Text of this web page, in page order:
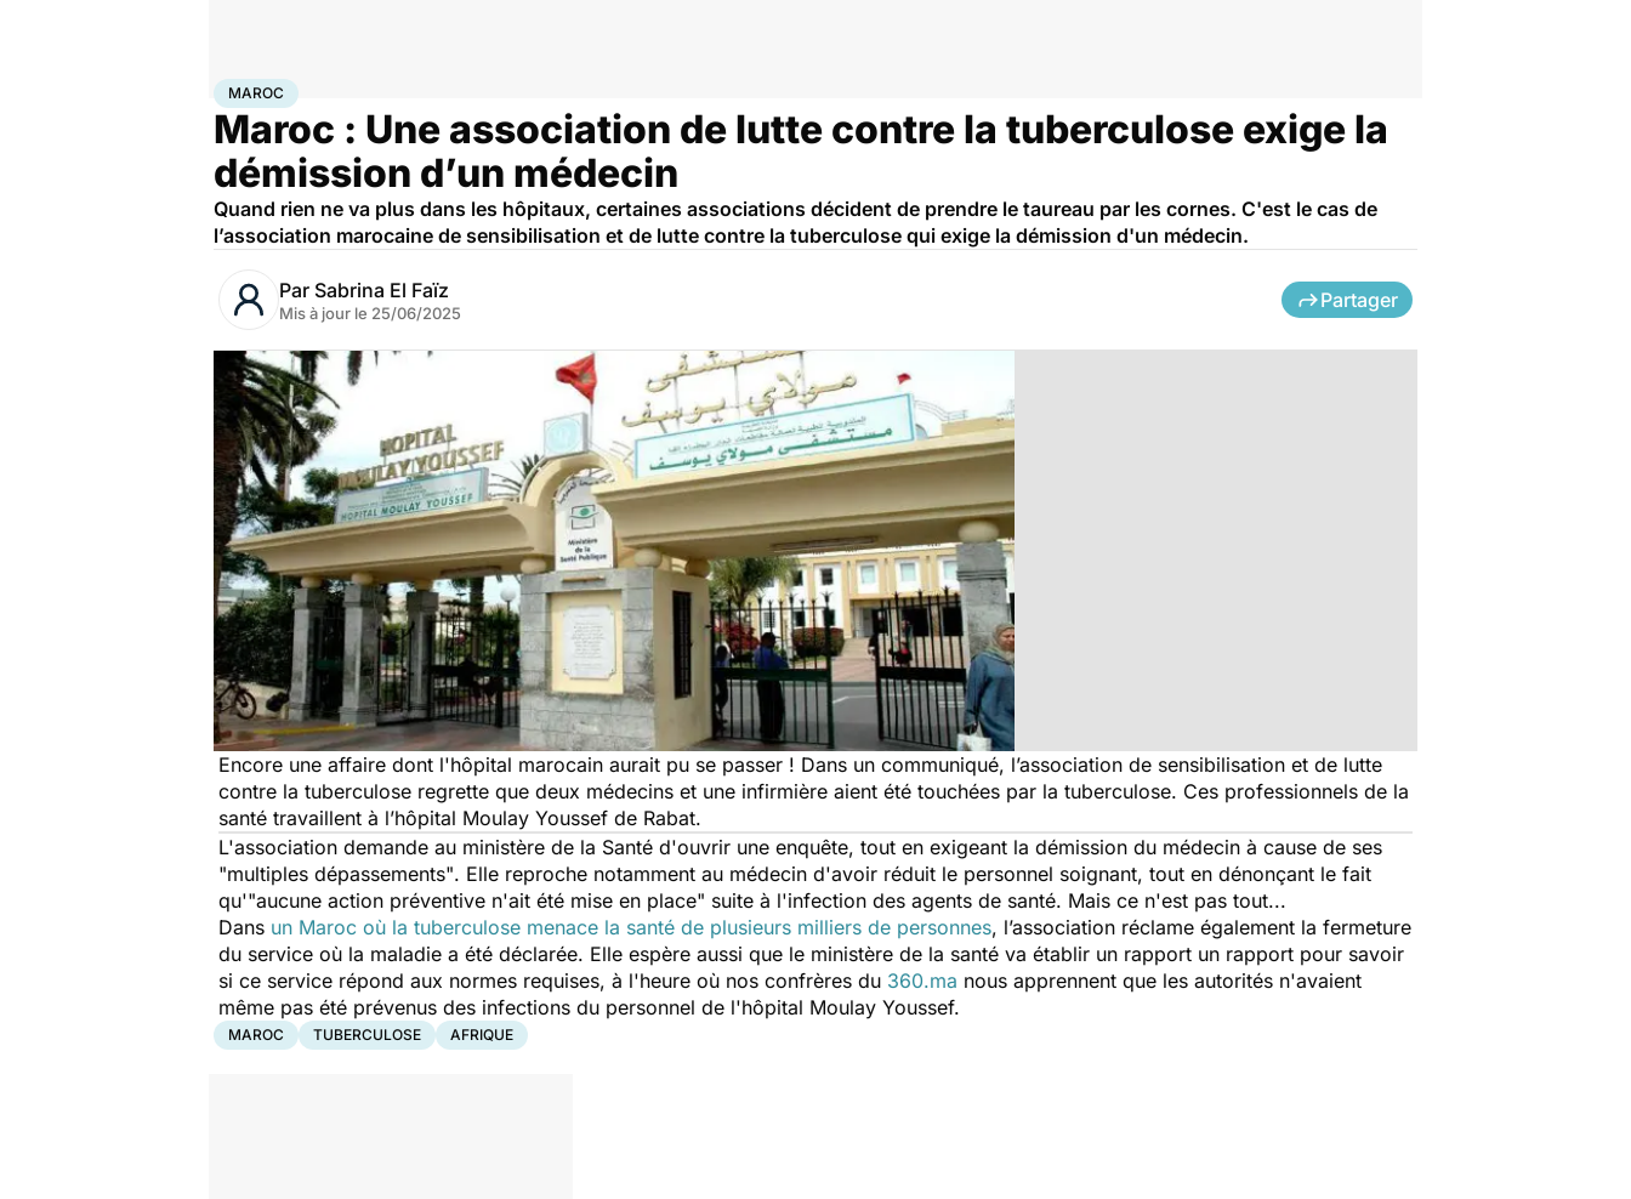
AccueilSanté
MAROC
Maroc : Une association de lutte contre la tuberculose exige la
démission d’un médecin
Quand rien ne va plus dans les hôpitaux, certaines associations décident de prendre le taureau par les cornes. C'est le cas de
l’association marocaine de sensibilisation et de lutte contre la tuberculose qui exige la démission d'un médecin.
Par Sabrina El Faïz
Mis à jour le 25/06/2025
Partager
Encore une affaire dont l'hôpital marocain aurait pu se passer ! Dans un communiqué, l’association de sensibilisation et de lutte
contre la tuberculose regrette que deux médecins et une infirmière aient été touchées par la tuberculose. Ces professionnels de la
santé travaillent à l’hôpital Moulay Youssef de Rabat.
L'association demande au ministère de la Santé d'ouvrir une enquête, tout en exigeant la démission du médecin à cause de ses
"multiples dépassements". Elle reproche notamment au médecin d'avoir réduit le personnel soignant, tout en dénonçant le fait
qu'"aucune action préventive n'ait été mise en place" suite à l'infection des agents de santé. Mais ce n'est pas tout...
Dans un Maroc où la tuberculose menace la santé de plusieurs milliers de personnes, l’association réclame également la fermeture
du service où la maladie a été déclarée. Elle espère aussi que le ministère de la santé va établir un rapport un rapport pour savoir
si ce service répond aux normes requises, à l'heure où nos confrères du 360.ma nous apprennent que les autorités n'avaient
même pas été prévenus des infections du personnel de l'hôpital Moulay Youssef.
MAROC TUBERCULOSE AFRIQUE